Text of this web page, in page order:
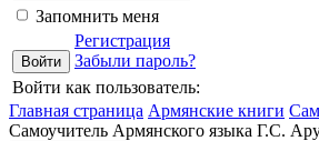
Запомнить меня
Регистрация
Забыли пароль?
Войти как пользователь:
Главная страница Армянские книги
Самоучитель Армянского языка Г.С.